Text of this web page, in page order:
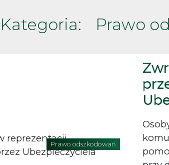
Kategoria: Prawo
Prawo odszkodowań